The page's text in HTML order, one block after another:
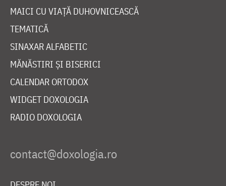
MAICI CU VIAȚĂ DUHOVNICEASCĂ
TEMATICĂ
SINAXAR ALFABETIC
MĂNĂSTIRI ȘI BISERICI
CALENDAR ORTODOX
WIDGET DOXOLOGIA
RADIO DOXOLOGIA